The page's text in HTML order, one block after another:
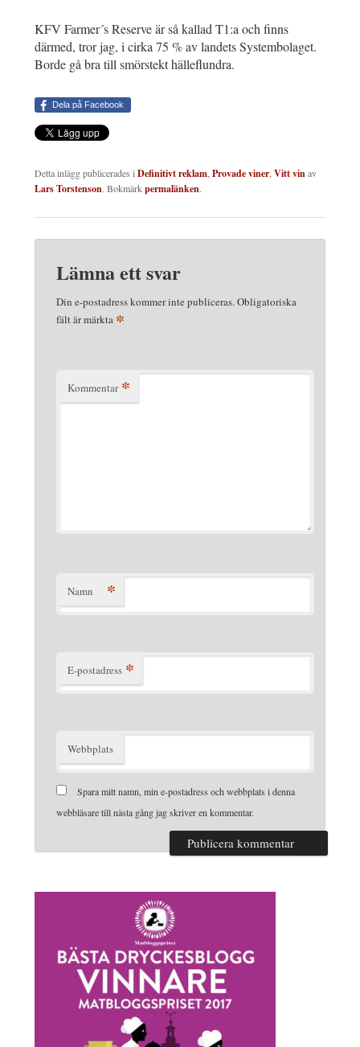
KFV Farmer´s Reserve är så kallad T1:a och finns
därmed, tror jag, i cirka 75 % av landets Systembolaget.
Borde gå bra till smörstekt hälleflundra.
Dela på Facebook
Detta inlägg publicerades iDefinitivt reklam,Provade viner,Vitt vinav
Lars Torstenson. Bokmärkpermalänken.
Lämna ett svar
Din e-postadress kommer inte publiceras.Obligatoriska
fält är märkta *
Kommentar *
Namn *
E-postadress *
Webbplats
Spara mitt namn, min e-postadress och webbplats i denna
webbläsare till nästa gång jag skriver en kommentar.